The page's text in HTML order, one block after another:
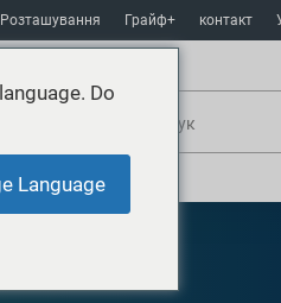
Розташування Грайф+ контакт
Do
Language